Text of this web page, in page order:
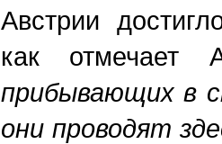
Австрии
как
прибывающих в
они проводят